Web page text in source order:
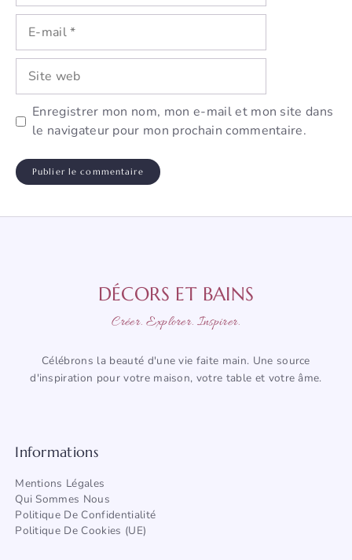
mail
Site
web
Enregistrer mon nom, mon e-mail et mon site dans
le navigateur pour mon prochain commentaire.
DÉCORS ET BAINS
Créer. Explorer. Inspirer.
Célébrons la beauté d'une vie faite main. Une source
d'inspiration pour votre maison, votre table et votre âme.
Informations
Mentions Légales
Qui Sommes Nous
Politique De Confidentialité
Politique De Cookies (UE)